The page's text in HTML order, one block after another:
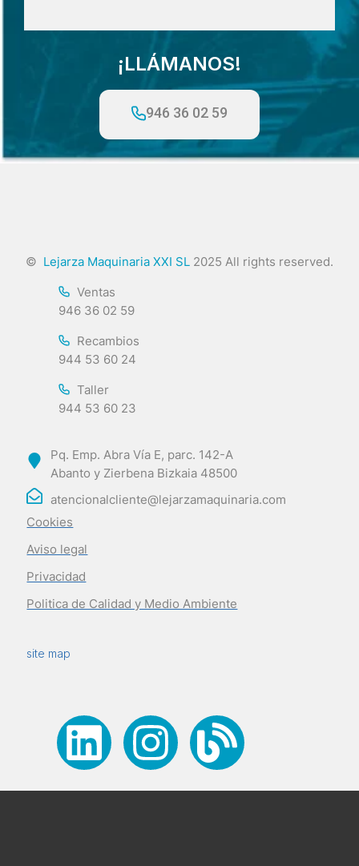
¡LLÁMANOS!
946 36 02 59
© Lejarza Maquinaria XXI SL 2025 All rights reserved.
Ventas
946 36 02 59
Recambios
944 53 60 24
Taller
944 53 60 23
Pq. Emp. Abra Vía E, parc. 142-A
Abanto y Zierbena Bizkaia 48500
atencionalcliente@lejarzamaquinaria.com
Cookies
Aviso legal
Privacidad
Politica de Calidad y Medio Ambiente
site map